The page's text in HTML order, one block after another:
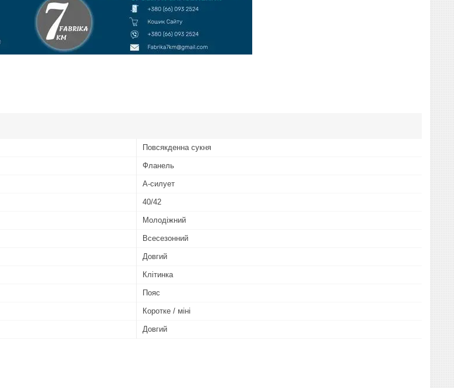
Повсякденна сукня
Фланель
А-силует
40/42
Молодіжний
Всесезонний
Довгий
Клітинка
Пояс
Коротке / міні
Довгий